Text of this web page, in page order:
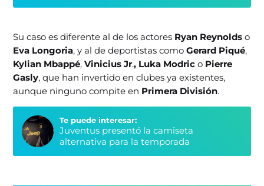
Su caso es diferente al de los actores Ryan Reynolds o
Eva Longoria, y al de deportistas comoGerard Piqué,
Kylian Mbappé,Vinicius Jr., Luka Modric o Pierre
Gasly, que han invertido en clubes ya existentes,
aunque ninguno compite en Primera División.
Te puede interesar:
Juventus presentó la camiseta
alternativa para la temporada